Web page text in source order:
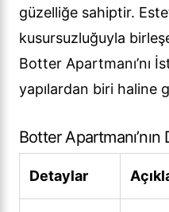
güzelliğe sahiptir.
kusursuzluğuyla
Botter Apartmanı’nı
yapılardan biri haline
Botter Apartmanı’nın
Detaylar